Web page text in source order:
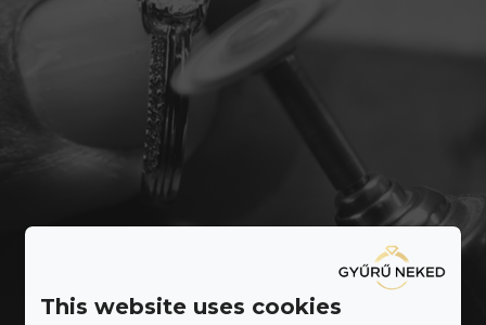
This website uses cookies